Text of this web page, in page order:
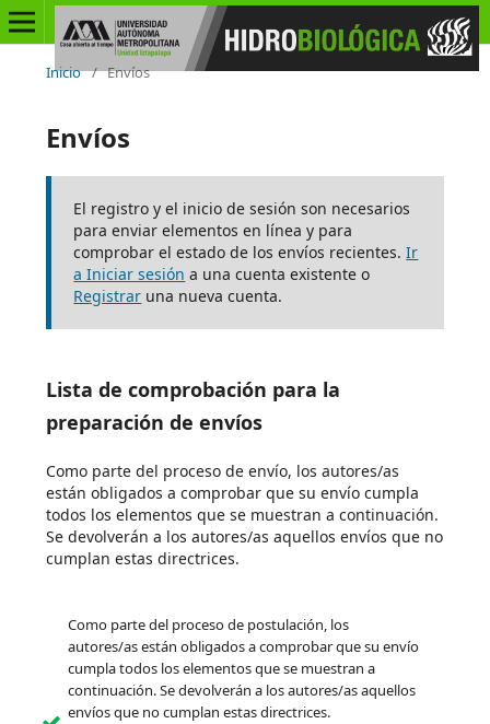
Inicio / Envíos
Envíos
El registro y el inicio de sesión son necesarios
para enviar elementos en línea y para
comprobar el estado de los envíos recientes.Ir
a Iniciar sesión a una cuenta existente o
Registrar una nueva cuenta.
Lista de comprobación para la
preparación de envíos
Como parte del proceso de envío, los autores/as
están obligados a comprobar que su envío cumpla
todos los elementos que se muestran a continuación.
Se devolverán a los autores/as aquellos envíos que no
cumplan estas directrices.
Como parte del proceso de postulación, los
autores/as están obligados a comprobar que su envío
cumpla todos los elementos que se muestran a
continuación. Se devolverán a los autores/as aquellos
envíos que no cumplan estas directrices.